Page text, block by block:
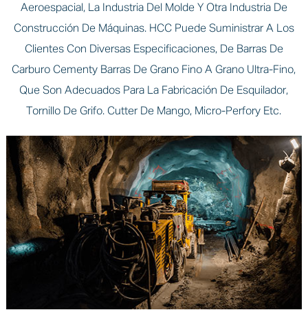
Aeroespacial, La Industria Del Molde Y Otra Industria De
Construcción De Máquinas. HCC Puede Suministrar A Los
Clientes Con Diversas Especificaciones, De Barras De
Carburo Cementy Barras De Grano Fino A Grano Ultra-Fino,
Que Son Adecuados Para La Fabricación De Esquilador,
Tornillo De Grifo. Cutter De Mango, Micro-Perfory Etc.